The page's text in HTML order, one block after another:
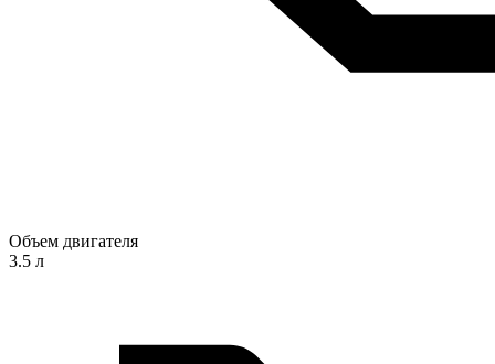
Объем двигателя
3.5 л